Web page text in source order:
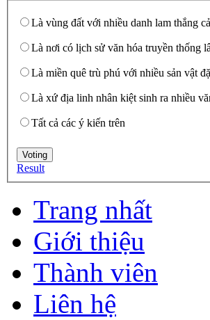
Là vùng đất với nhiều danh lam thắng
Là nơi có lịch sử văn hóa truyền thống
Là miền quê trù phú với nhiều sản vật
Là xứ địa linh nhân kiệt sinh ra nhiều
Tất cả các ý kiến trên
Result
Trang nhất
Giới thiệu
Thành viên
Liên hệ